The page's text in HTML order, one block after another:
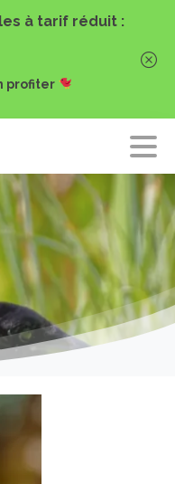
à tarif réduit :
profiter